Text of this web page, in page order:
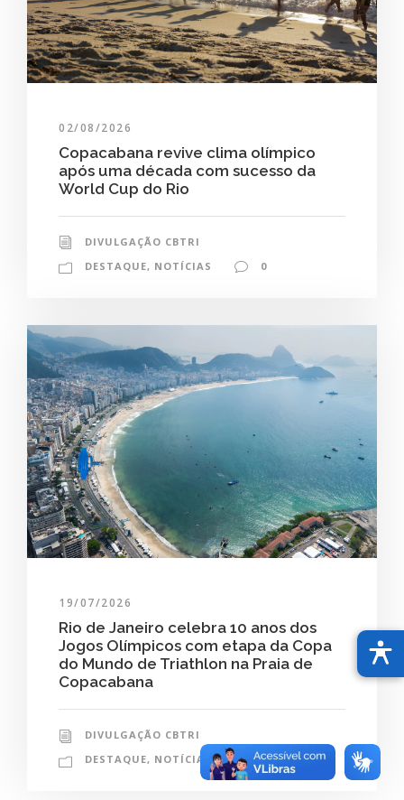
02/08/2026
Copacabana revive clima olímpico
após uma década com sucesso da
World Cup do Rio
DIVULGAÇÃO CBTRI
DESTAQUE, NOTÍCIAS 0
19/07/2026
Rio de Janeiro celebra 10 anos dos
Jogos Olímpicos com etapa da Copa
do Mundo de Triathlon na Praia de
Copacabana
DIVULGAÇÃO CBTRI
DESTAQUE, NOTÍCIAS 0